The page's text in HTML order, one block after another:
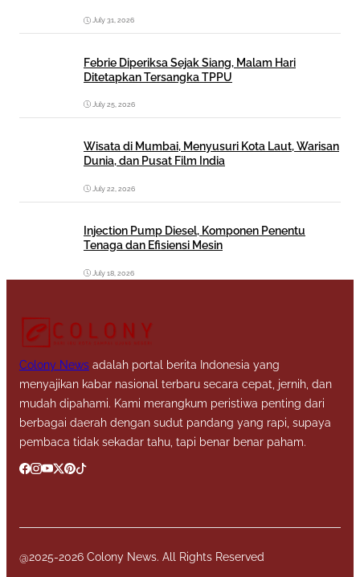
July 31, 2026
Febrie Diperiksa Sejak Siang, Malam Hari
Ditetapkan Tersangka TPPU
July 25, 2026
Wisata di Mumbai, Menyusuri Kota Laut, Warisan
Dunia, dan Pusat Film India
July 22, 2026
Injection Pump Diesel, Komponen Penentu
Tenaga dan Efisiensi Mesin
July 18, 2026
Colony News adalah portal berita Indonesia yang
menyajikan kabar nasional terbaru secara cepat, jernih, dan
mudah dipahami. Kami merangkum peristiwa penting dari
berbagai daerah dengan sudut pandang yang rapi, supaya
pembaca tidak sekadar tahu, tapi benar benar paham.
@2025-2026 Colony News. All Rights Reserved